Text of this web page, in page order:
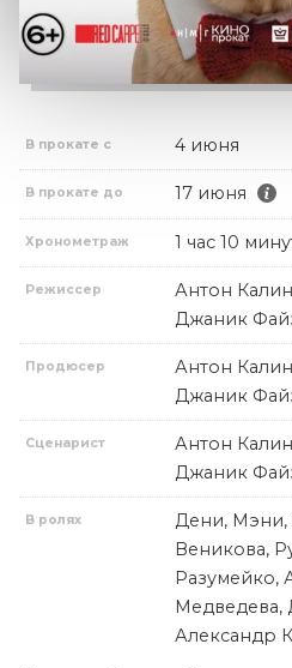
В прокате с 4 июня
В прокате до 17 июня
Хронометраж 1 час 10
Режиссер
Антон
Джаник
Продюсер
Антон
Джаник
Сценарист
Антон
Джаник
В ролях
Дени, Мэни,
Веникова,
Разумейко,
Медведева,
Александр